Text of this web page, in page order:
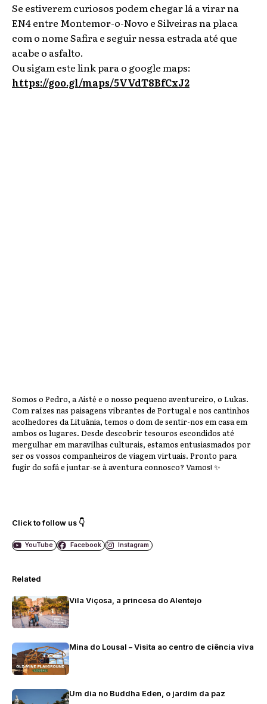
Somos o Pedro, a Aistė e o nosso pequeno aventureiro, o Lukas.
Com raízes nas paisagens vibrantes de Portugal e nos cantinhos
acolhedores da Lituânia, temos o dom de sentir-nos em casa em
ambos os lugares. Desde descobrir tesouros escondidos até
mergulhar em maravilhas culturais, estamos entusiasmados por
ser os vossos companheiros de viagem virtuais. Pronto para
fugir do sofá e juntar-se à aventura connosco? Vamos! ✨
Se estiverem curiosos podem chegar lá a virar na
EN4 entre Montemor-o-Novo e Silveiras na placa
com o nome Safira e seguir nessa estrada até que
acabe o asfalto.
Ou sigam este link para o google maps:
https://goo.gl/maps/5VVdT8BfCxJ2
Click to follow us 👇
YouTube Facebook Instagram
Related
Vila Viçosa, a princesa do Alentejo
Mina do Lousal – Visita ao centro de ciência viva
Um dia no Buddha Eden, o jardim da paz